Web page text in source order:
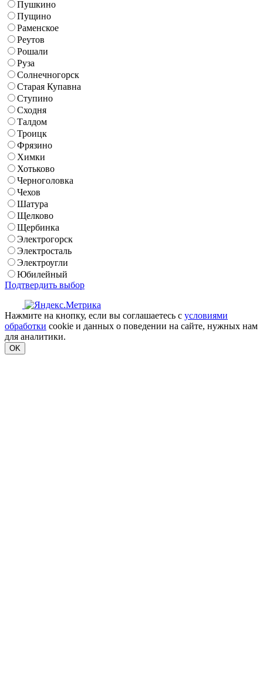
Пушкино
Пущино
Раменское
Реутов
Рошали
Руза
Солнечногорск
Старая Купавна
Ступино
Сходня
Талдом
Троицк
Фрязино
Химки
Хотьково
Черноголовка
Чехов
Шатура
Щелково
Щербинка
Электрогорск
Электросталь
Электроугли
Юбилейный
Подтвердить выбор
Нажмите на кнопку, если вы соглашаетесь с условиями
обработки cookie и данных о поведении на сайте, нужных нам
для аналитики.
OK